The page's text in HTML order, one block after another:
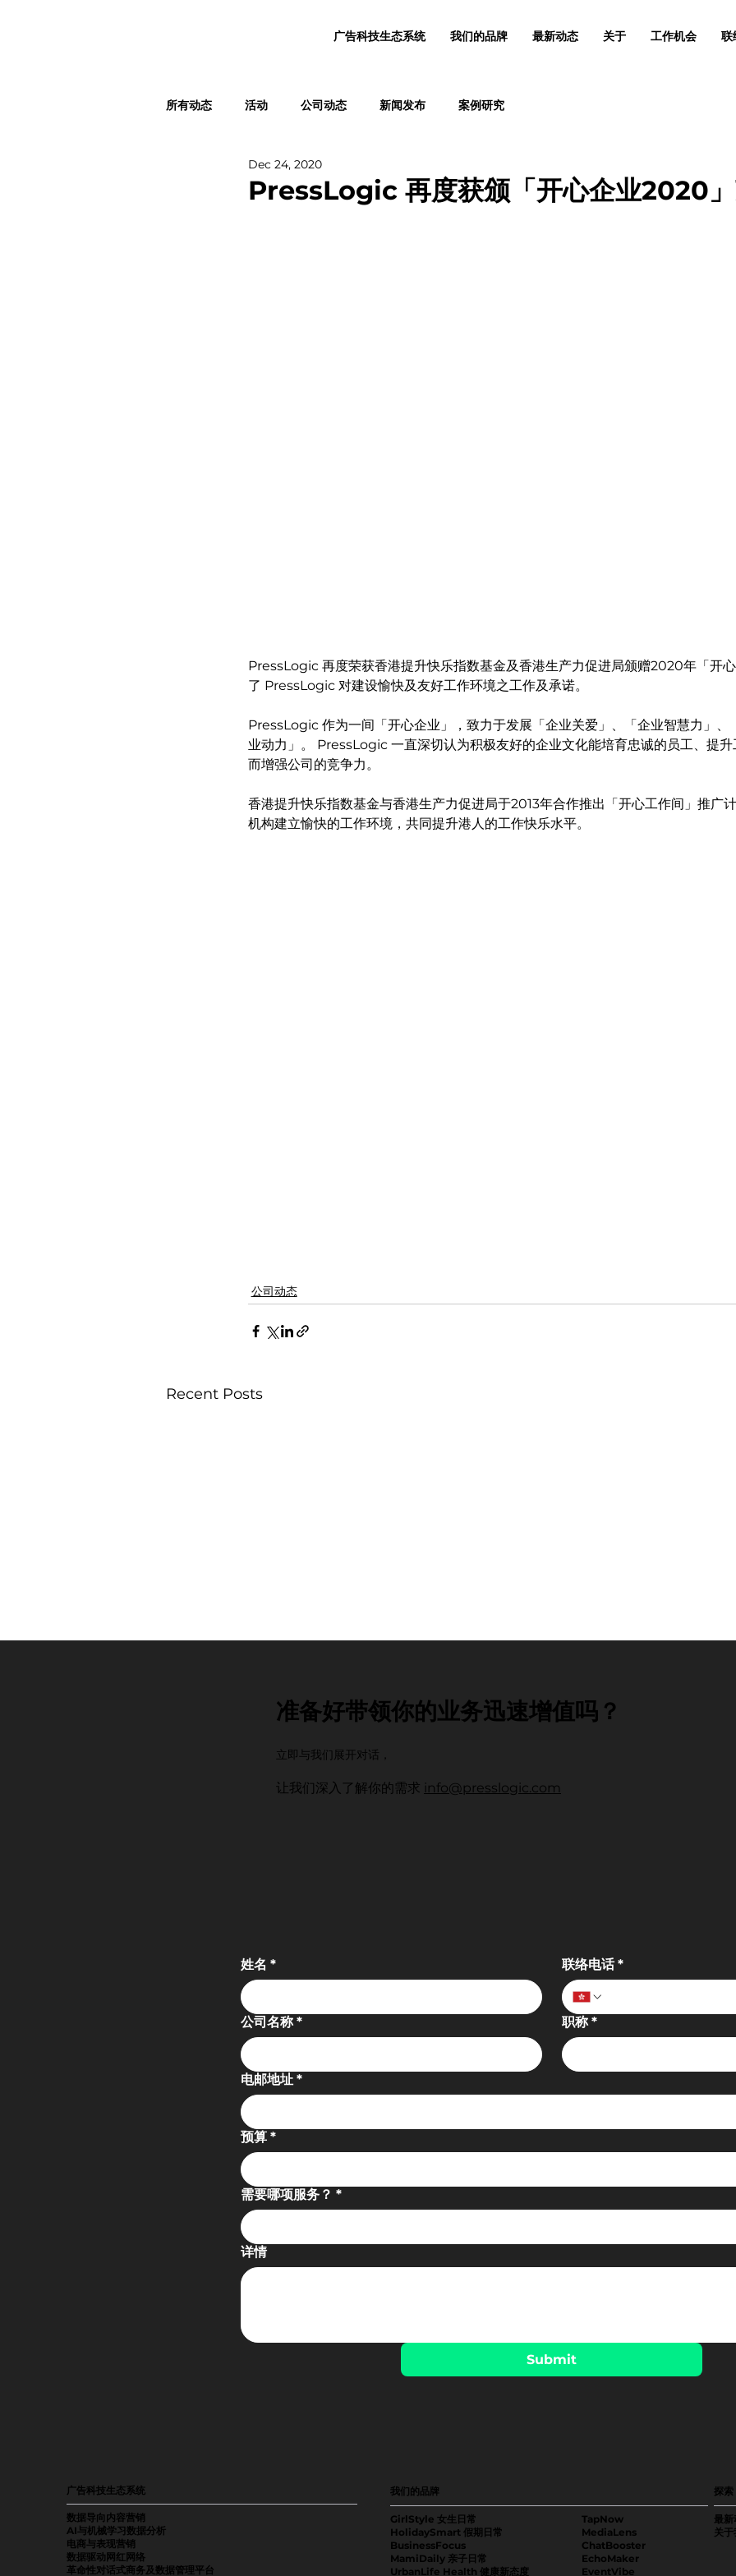
广告科技生态系统 我们的品牌 最新动态 关于 工作机会 联
所有动态 活动 公司动态 新闻发布 案例研究
PressLogic 再度获颁「开心企业2020
Dec 24, 2020
PressLogic 再度荣获香港提升快乐指数基金及香港生产力促进局颁赠2020年「开
了 PressLogic 对建设愉快及友好工作环境之工作及承诺。
PressLogic 作为一间「开心企业」，致力于发展「企业关爱」、「企业智慧力」、
业动力」。 PressLogic 一直深切认为积极友好的企业文化能培育忠诚的员工、提
而增强公司的竞争力。
香港提升快乐指数基金与香港生产力促进局于2013年合作推出「开心工作间」推广
机构建立愉快的工作环境，共同提升港人的工作快乐水平。
公司动态
Recent Posts
PressLogic 2026 Q3 Town
科技赋能・重塑健康未来：
立即与我们展开对话，
让我们深入了解你的需求 info@presslogic.com
准备好带领你的业务迅速增值吗？
姓名 * 联络电话 *
公司名称 * 职称 *
电邮地址 *
预算 *
需要哪项服务？ *
详情
Submit
广告科技生态系统
数据导向内容营销
AI与机械学习数据分析
电商与表现营销
数据驱动网红网络
革命性对话式商务及数据管理平台
TapNow
MediaLens
ChatBooster
EchoMaker
EventVibe
GirlStyle 女生日常
HolidaySmart 假期日常
BusinessFocus
MamiDaily 亲子日常
UrbanLife Health 健康新态度
我们的品牌 探索
最
关于